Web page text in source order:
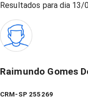
Resultados para dia 13/
Raimundo Gomes
CRM-SP 255269